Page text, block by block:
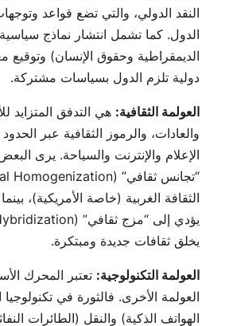
النقد الدولي، والتي تضع قواعد
الدول. كما تشمل انتشار نماذج
الديمقراطية وحقوق الإنسان) وتوقيع
دولية تلزم الدول بسياسات مشتركة.
العولمة الثقافية: هي التدفق المتزايد
والعادات، والرموز الثقافية عبر
الإعلام والإنترنت والسياحة. يرى
الثقافة الغربية (خاصة الأمريكية)،
يخلق ثقافات جديدة ومبتكرة.
العولمة التكنولوجية: تعتبر المحرك
العولمة الأخرى. فالثورة في تكنولوجيا
الهواتف الذكية) والنقل (الطائرات